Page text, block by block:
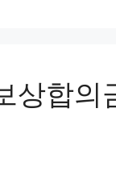
상합의